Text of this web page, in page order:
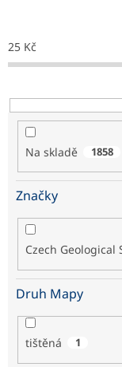
o
d
k
t
25 Kč
Na skladě 1858
Značky
Czech Geological
Druh Mapy
tištěná 1